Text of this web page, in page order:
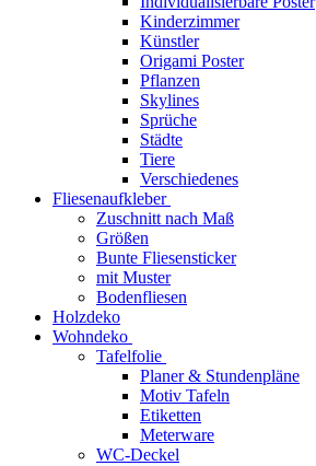
Kinderzimmer
Künstler
Origami Poster
Pflanzen
Skylines
Sprüche
Städte
Tiere
Verschiedenes
Fliesenaufkleber
Zuschnitt nach Maß
Größen
Bunte Fliesensticker
mit Muster
Bodenfliesen
Holzdeko
Wohndeko
Tafelfolie
Planer & Stundenpläne
Motiv Tafeln
Etiketten
Meterware
WC-Deckel